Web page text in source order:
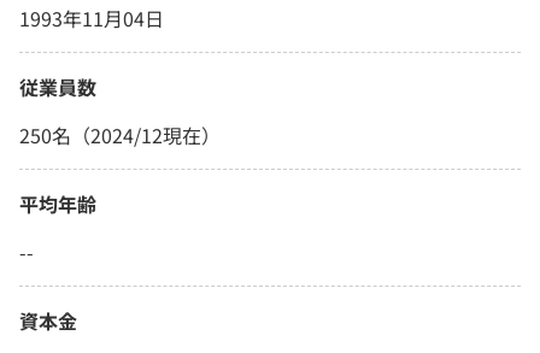
1993年11月04日
従業員数
250名（2024/12現在）
平均年齢
--
資本金